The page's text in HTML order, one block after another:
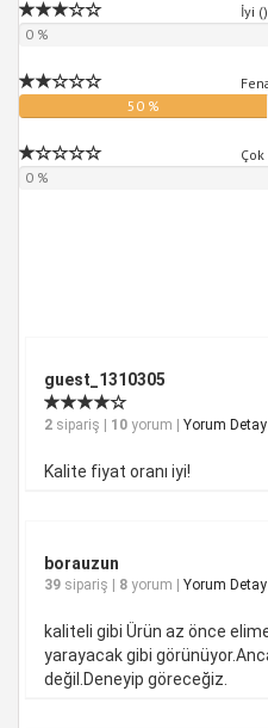
İyi ()
0 %
50 %
0 %
guest_1310305
2 sipariş | 10 yorum | Yorum Detay
Kalite fiyat oranı iyi!
borauzun
39 sipariş | 8 yorum | Yorum Detay
kaliteli gibi Ürün az önce
yarayacak gibi
değil.Deneyip göreceğiz.